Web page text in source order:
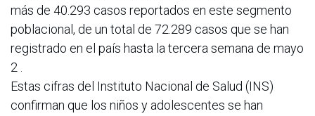
más de 40.293 casos reportados en este segmento
poblacional, de un total de 72.289 casos que se han
registrado en el país hasta la tercera semana de mayo
2 .
Estas cifras del Instituto Nacional de Salud (INS)
confirman que los niños y adolescentes se han